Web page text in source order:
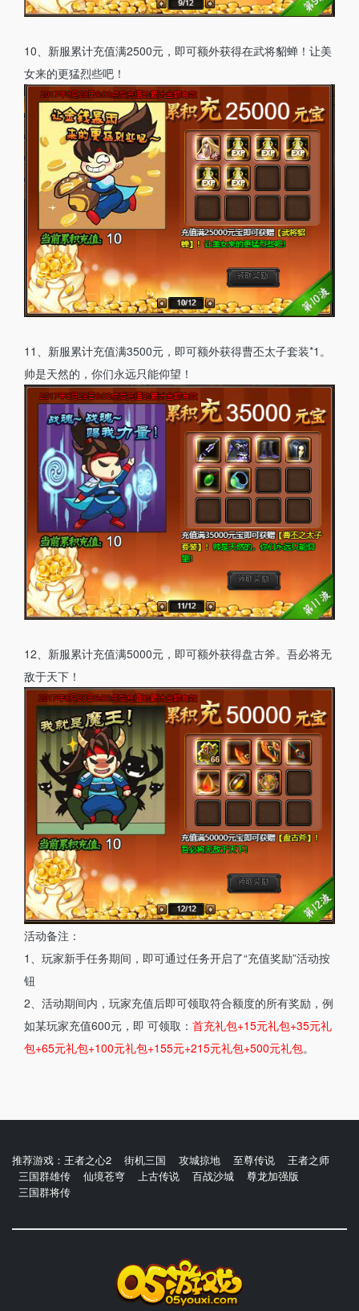
10、新服累计充值满2500元，即可额外获得在武将貂蝉！让美
女来的更猛烈些吧！
11、新服累计充值满3500元，即可额外获得曹丕太子套装*1。
帅是天然的，你们永远只能仰望！
12、新服累计充值满5000元，即可额外获得盘古斧。吾必将无
敌于天下！
活动备注：
1、玩家新手任务期间，即可通过任务开启了“充值奖励”活动按
钮
2、活动期间内，玩家充值后即可领取符合额度的所有奖励，例
如某玩家充值600元，即 可领取： 首充礼包+15元礼包+35元礼
包+65元礼包+100元礼包+155元+215元礼包+500元礼包。
推荐游戏： 王者之心2 街机三国 攻城掠地 至尊传说
王者之师
三国群雄传
仙境苍穹 上古传说 百战沙城
尊龙加强版
三国群将传